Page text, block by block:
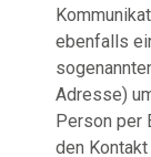
ebenfalls
Adresse)
Person per
den